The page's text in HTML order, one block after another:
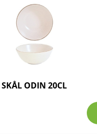
SKÅL ODIN 20CL